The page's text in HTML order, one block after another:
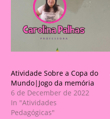
Atividade Sobre a Copa do
Mundo|Jogo da memória
6 de December de 2022
In "Atividades
Pedagógicas"